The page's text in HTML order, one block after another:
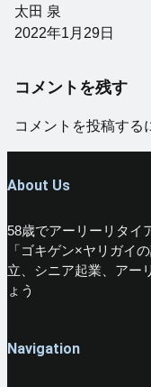
太田 泉
2022年1月29日
コメントを残す
コメントを投稿する
About Us
58歳でアーリーリタイ
「ゴキゲン×ヤリガイ
立、シニア起業、アー
ょう
Navigation